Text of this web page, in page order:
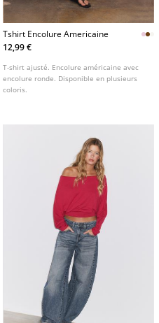
Tshirt Encolure Americaine
12,99 €
T-shirt ajusté. Encolure américaine avec
encolure ronde. Disponible en plusieurs
coloris.